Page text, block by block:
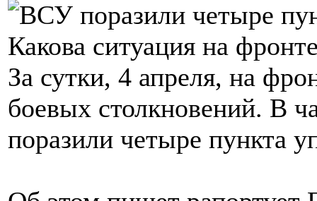
За сутки, 4 апреля, на
боевых столкновений. В
поразили четыре пункта